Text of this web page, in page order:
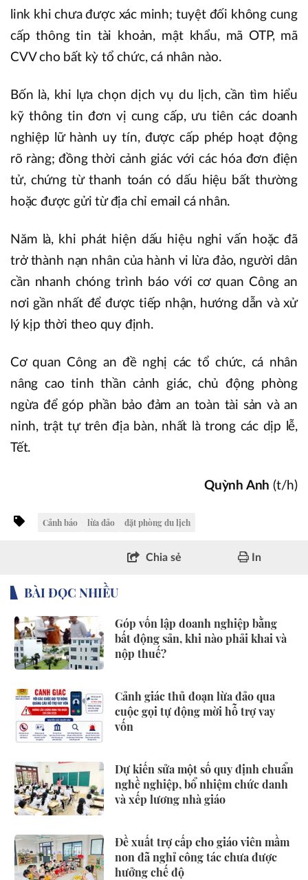
link khi chưa được xác minh; tuyệt đối không cung
cấp thông tin tài khoản, mật khẩu, mã OTP, mã
CVV cho bất kỳ tổ chức, cá nhân nào.
Bốn là, khi lựa chọn dịch vụ du lịch, cần tìm hiểu
kỹ thông tin đơn vị cung cấp, ưu tiên các doanh
nghiệp lữ hành uy tín, được cấp phép hoạt động
rõ ràng; đồng thời cảnh giác với các hóa đơn điện
tử, chứng từ thanh toán có dấu hiệu bất thường
hoặc được gửi từ địa chỉ email cá nhân.
Năm là, khi phát hiện dấu hiệu nghi vấn hoặc đã
trở thành nạn nhân của hành vi lừa đảo, người dân
cần nhanh chóng trình báo với cơ quan Công an
nơi gần nhất để được tiếp nhận, hướng dẫn và xử
lý kịp thời theo quy định.
Cơ quan Công an đề nghị các tổ chức, cá nhân
nâng cao tinh thần cảnh giác, chủ động phòng
ngừa để góp phần bảo đảm an toàn tài sản và an
ninh, trật tự trên địa bàn, nhất là trong các dịp lễ,
Tết.
Quỳnh Anh (t/h)
Cảnh báo lừa đảo đặt phòng du lịch
Chia sẻ In
BÀI ĐỌC NHIỀU
Góp vốn lập doanh nghiệp bằng
bất động sản, khi nào phải khai và
nộp thuế?
Cảnh giác thủ đoạn lừa đảo qua
cuộc gọi tự động mời hỗ trợ vay
vốn
Dự kiến sửa một số quy định chuẩn
nghề nghiệp, bổ nhiệm chức danh
và xếp lương nhà giáo
Đề xuất trợ cấp cho giáo viên mầm
non đã nghỉ công tác chưa được
hưởng chế độ